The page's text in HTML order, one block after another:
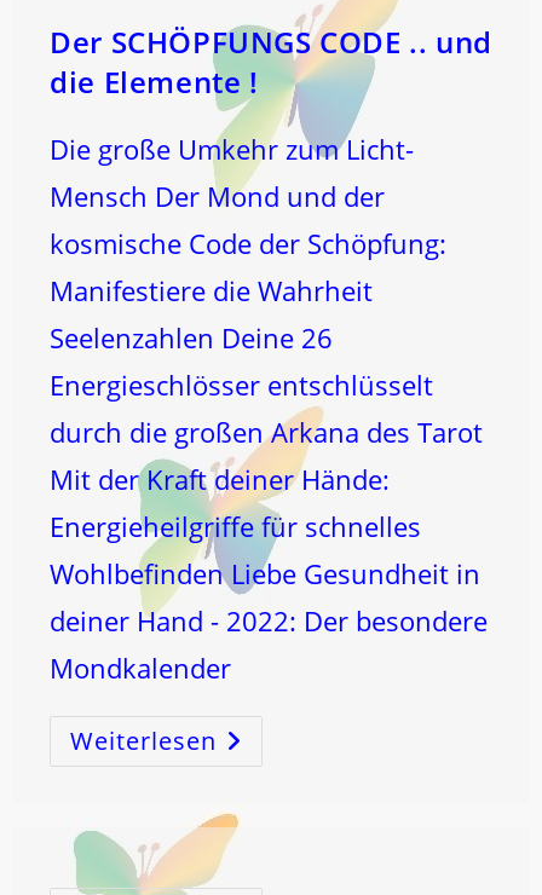
SCHÜTZE
–
Zu
STEINBOCK
…
Der SCHÖPFUNGS CODE .. und
die Elemente !
Die große Umkehr zum Licht-
Mensch Der Mond und der
kosmische Code der Schöpfung:
Manifestiere die Wahrheit
Seelenzahlen Deine 26
Energieschlösser entschlüsselt
durch die großen Arkana des Tarot
Mit der Kraft deiner Hände:
Energieheilgriffe für schnelles
Wohlbefinden Liebe Gesundheit in
deiner Hand - 2022: Der besondere
Mondkalender
Weiterlesen Der
SCHÖPFUNGS
CODE
Die
Elemente
!